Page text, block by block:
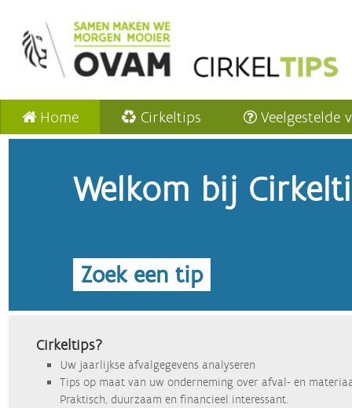
Home Cirkeltips Veelgestelde
Welkom bij
Zoek een tip
Cirkeltips?
Uw jaarlijkse afvalgegevens analyseren
Tips op maat van uw onderneming over afval- en
Praktisch, duurzaam en financieel interessant.